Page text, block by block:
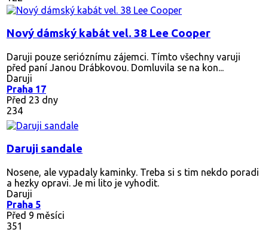
Nový dámský kabát vel. 38 Lee Cooper
Daruji pouze serióznímu zájemci. Tímto všechny varuji
před paní Janou Drábkovou. Domluvila se na kon...
Daruji
Praha 17
Před 23 dny
234
Daruji sandale
Nosene, ale vypadaly kaminky. Treba si s tim nekdo poradi
a hezky opravi. Je mi lito je vyhodit.
Daruji
Praha 5
Před 9 měsíci
351